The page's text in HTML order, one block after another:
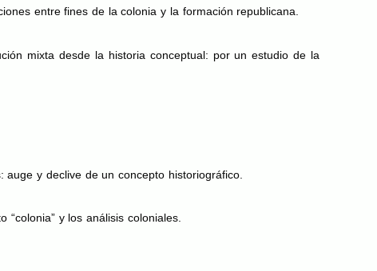
entre fines de la colonia y la formación republicana.
mixta desde la historia conceptual: por un estudio de la
y declive de un concepto historiográfico.
“colonia” y los análisis coloniales.